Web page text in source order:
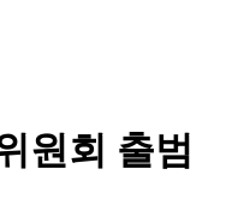
원회 출범